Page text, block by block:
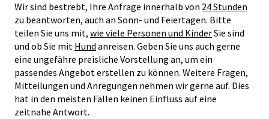
Wir sind bestrebt, Ihre Anfrage innerhalb von 24 Stunden
zu beantworten, auch an Sonn- und Feiertagen. Bitte
teilen Sie uns mit, wie viele Personen und KinderSie sind
und ob Sie mit Hund anreisen. Geben Sie uns auch gerne
eine ungefähre preisliche Vorstellung an, um ein
passendes Angebot erstellen zu können. Weitere Fragen,
Mitteilungen und Anregungen nehmen wir gerne auf. Dies
hat in den meisten Fällen keinen Einfluss auf eine
zeitnahe Antwort.